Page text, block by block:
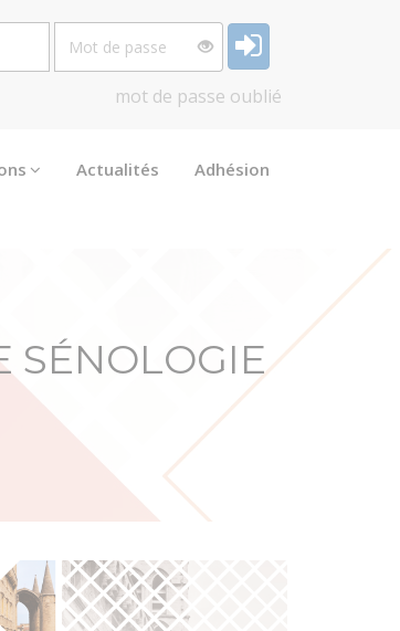
de
mot de passe oublié
Actualités Adhésion
SÉNOLOGIE